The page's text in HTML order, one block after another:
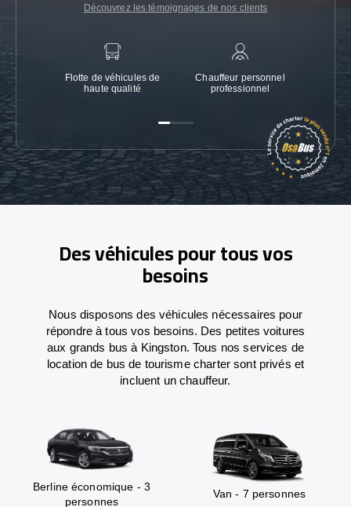
Découvrez les témoignages de nos clients
Flotte de véhicules de
haute qualité
Chauffeur personnel
professionnel
Des véhicules pour tous vos
besoins
Nous disposons des véhicules nécessaires pour
répondre à tous vos besoins. Des petites voitures
aux grands bus à Kingston. Tous nos services de
location de bus de tourisme charter sont privés et
incluent un chauffeur.
Berline économique - 3
personnes
Van - 7 personnes